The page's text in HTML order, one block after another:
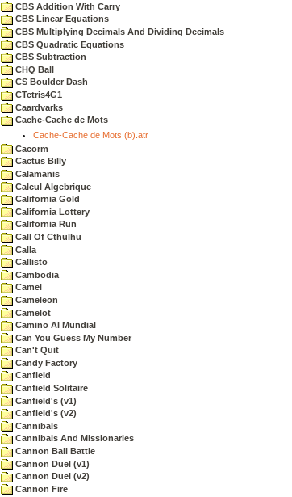
CBS Addition With Carry
CBS Linear Equations
CBS Multiplying Decimals And Dividing Decimals
CBS Quadratic Equations
CBS Subtraction
CHQ Ball
CS Boulder Dash
CTetris4G1
Caardvarks
Cache-Cache de Mots
Cache-Cache de Mots (b).atr
Cacorm
Cactus Billy
Calamanis
Calcul Algebrique
California Gold
California Lottery
California Run
Call Of Cthulhu
Calla
Callisto
Cambodia
Camel
Cameleon
Camelot
Camino Al Mundial
Can You Guess My Number
Can't Quit
Candy Factory
Canfield
Canfield Solitaire
Canfield's (v1)
Canfield's (v2)
Cannibals
Cannibals And Missionaries
Cannon Ball Battle
Cannon Duel (v1)
Cannon Duel (v2)
Cannon Fire